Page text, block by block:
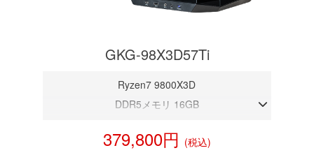
GKG-98X3D57Ti
Ryzen7 9800X3D
DDR5メモリ 16GB
NVMeSSD 1TB
379,800円 (税込)